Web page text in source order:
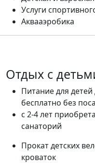
Услуги
Аквааэробика
Отдых с
Питание для детей
бесплатно без
с 2-4 лет
санаторий
Прокат детских
кроваток